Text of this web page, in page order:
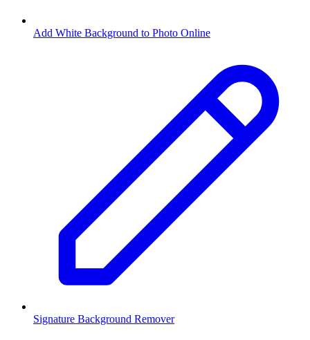
Add White Background to Photo Online
Signature Background Remover